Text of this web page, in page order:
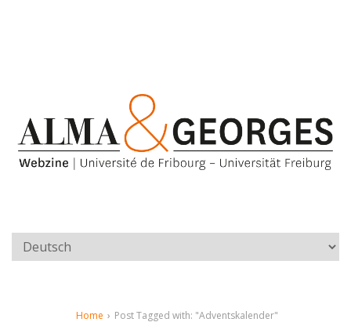
Home › Post Tagged with: "Adventskalender"